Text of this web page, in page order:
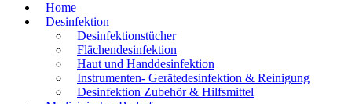
Home
Desinfektion
Desinfektionstücher
Flächendesinfektion
Haut und Handdesinfektion
Instrumenten- Gerätedesinfektion & Reinigung
Desinfektion Zubehör & Hilfsmittel